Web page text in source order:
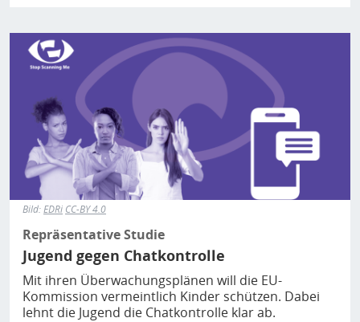
Bild
Bild:EDRi CC-BY 4.0
Repräsentative Studie
Jugend gegen Chatkontrolle
Mit ihren Überwachungsplänen will die EU-
Kommission vermeintlich Kinder schützen. Dabei
lehnt die Jugend die Chatkontrolle klar ab.